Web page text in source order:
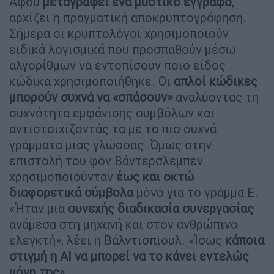
αρχίζει η πραγματική αποκρυπτογράφηση.
Σήμερα οι κρυπτολόγοι χρησιμοποιούν
ειδικά λογισμικά που προσπαθούν μέσω
αλγορίθμων να εντοπίσουν ποιο είδος
κώδικα χρησιμοποιήθηκε. Οι απλοί κώδικες
μπορούν συχνά να «σπάσουν» αναλύοντας τη
συχνότητα εμφάνισης συμβόλων και
αντιστοιχίζοντάς τα με τα πιο συχνά
γράμματα μιας γλώσσας. Όμως στην
επιστολή του φον Βάντερσλεμπεν
χρησιμοποιούνταν έως και οκτώ
διαφορετικά σύμβολαμόνο για το γράμμα Ε.
«Ήταν μια συνεχής διαδικασία συνεργασίας
ανάμεσα στη μηχανή και στον ανθρώπινο
ελεγκτή», λέει η Βάλντισπιουλ. «Ίσως κάποια
στιγμή η AI να μπορεί να το κάνει εντελώς